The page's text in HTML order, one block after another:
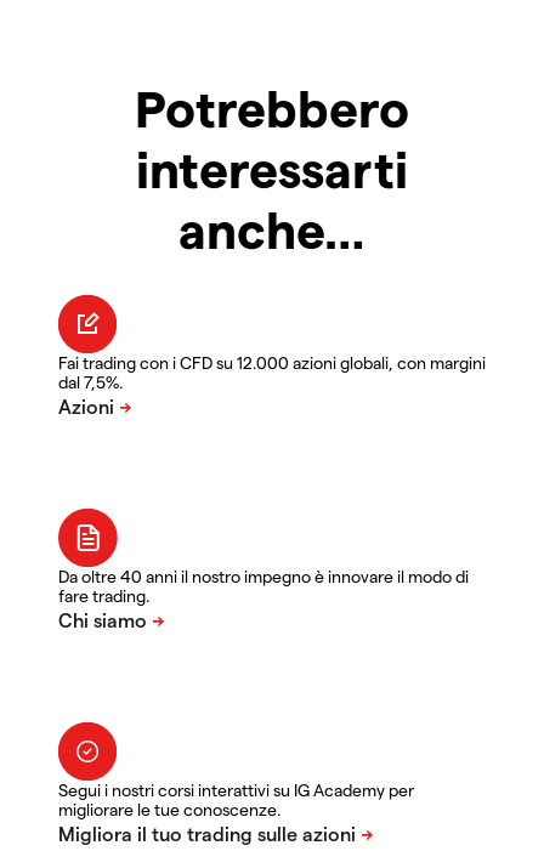
Potrebbero
interessarti
anche…
Fai trading con i CFD su 12.000 azioni globali, con margini
dal 7,5%.
Da oltre 40 anni il nostro impegno è innovare il modo di
fare trading.
Segui i nostri corsi interattivi su IG Academy per
migliorare le tue conoscenze.